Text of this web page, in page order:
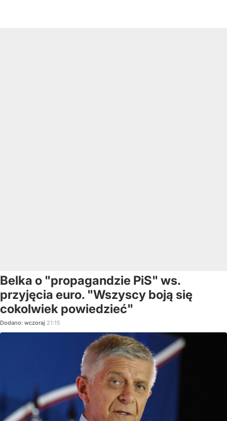
Belka o "propagandzie PiS" ws.
przyjęcia euro. "Wszyscy boją się
cokolwiek powiedzieć"
Dodano: wczoraj 21:15